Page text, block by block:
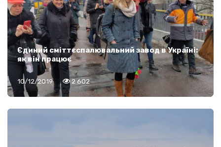
Єдиний сміттєспалювальний завод в Україні:
як він працює
10/12/2019 2 602